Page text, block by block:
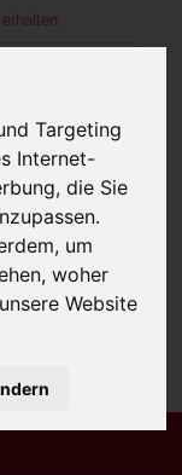
Targeting
Internet-
die Sie
um
woher
Website
inklusive der
nicht mit Dritten